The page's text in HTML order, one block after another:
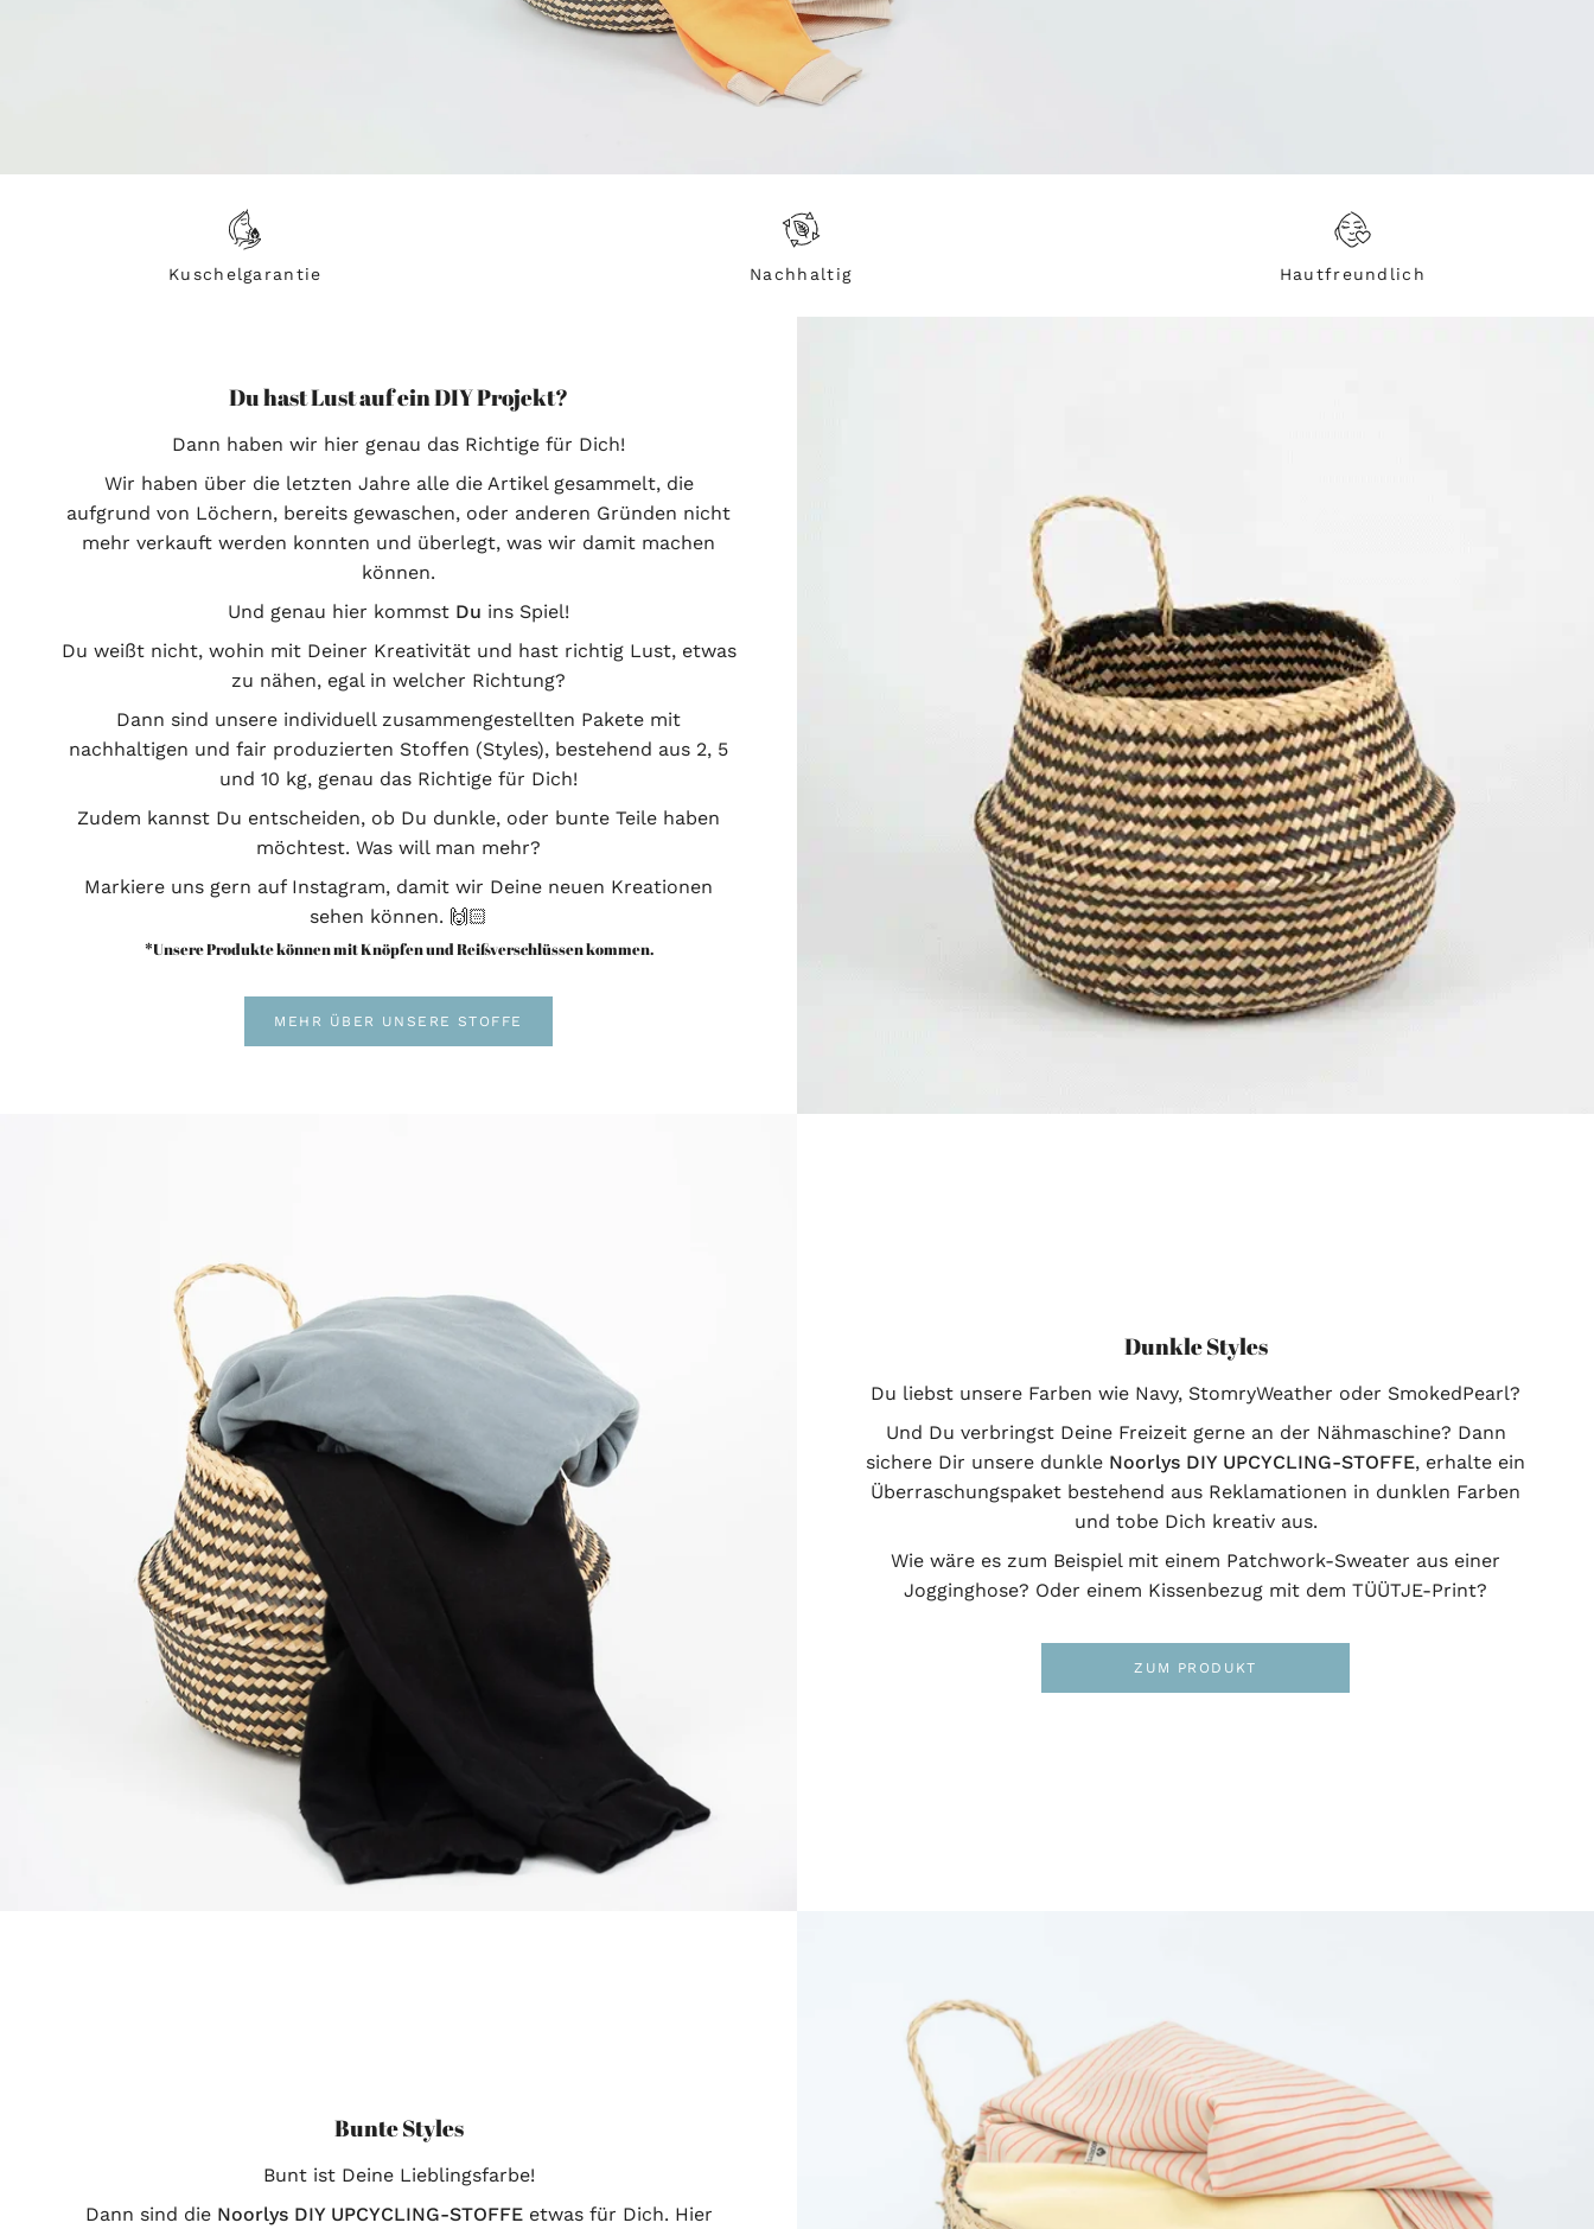
Kuschelgarantie Nachhaltig Hautfreundlich
Du hast Lust auf ein DIY Projekt?
Dann haben wir hier genau das Richtige für Dich!
Wir haben über die letzten Jahre alle die Artikel gesammelt, die
aufgrund von Löchern, bereits gewaschen, oder anderen Gründen nicht
mehr verkauft werden konnten und überlegt, was wir damit machen
können.
Und genau hier kommst Du ins Spiel!
Du weißt nicht, wohin mit Deiner Kreativität und hast richtig Lust, etwas
zu nähen, egal in welcher Richtung?
Dann sind unsere individuell zusammengestellten Pakete mit
nachhaltigen und fair produzierten Stoffen (Styles), bestehend aus 2, 5
und 10 kg, genau das Richtige für Dich!
Zudem kannst Du entscheiden, ob Du dunkle, oder bunte Teile haben
möchtest. Was will man mehr?
Markiere uns gern auf Instagram, damit wir Deine neuen Kreationen
sehen können. 🙌🏻
*Unsere Produkte können mit Knöpfen und Reißverschlüssen kommen.
MEHR ÜBER UNSERE STOFFE
Dunkle Styles
Du liebst unsere Farben wie Navy, StomryWeather oder SmokedPearl?
Und Du verbringst Deine Freizeit gerne an der Nähmaschine? Dann
sichere Dir unsere dunkle Noorlys DIY UPCYCLING-STOFFE, erhalte ein
Überraschungspaket bestehend aus Reklamationen in dunklen Farben
und tobe Dich kreativ aus.
Wie wäre es zum Beispiel mit einem Patchwork-Sweater aus einer
Jogginghose? Oder einem Kissenbezug mit dem TÜÜTJE-Print?
ZUM PRODUKT
Bunte Styles
Bunt ist Deine Lieblingsfarbe!
Dann sind die Noorlys DIY UPCYCLING-STOFFE etwas für Dich. Hier